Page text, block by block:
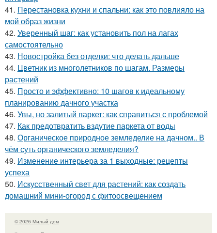
41. Перестановка кухни и спальни: как это повлияло на
мой образ жизни
42. Уверенный шаг: как установить пол на лагах
самостоятельно
43. Новостройка без отделки: что делать дальше
44. Цветник из многолетников по шагам. Размеры
растений
45. Просто и эффективно: 10 шагов к идеальному
планированию дачного участка
46. Увы, но залитый паркет: как справиться с проблемой
47. Как предотвратить вздутие паркета от воды
48. Органическое природное земледелие на дачном.. В
чём суть органического земледелия?
49. Изменение интерьера за 1 выходные: рецепты
успеха
50. Искусственный свет для растений: как создать
домашний мини-огород с фитоосвещением
© 2026 Милый дом